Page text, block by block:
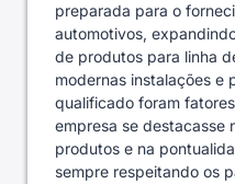
preparada para o
automotivos,
de produtos para linha
modernas instalações e
qualificado foram
empresa se destacasse
produtos e na
sempre respeitando os